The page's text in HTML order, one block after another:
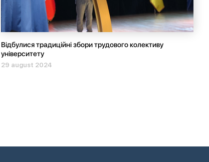
Відбулися традиційні збори трудового колективу
університету
29 august 2024